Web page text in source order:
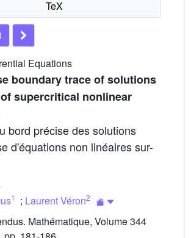
Equations
boundary trace of solutions
supercritical nonlinear
bord précise des solutions
d'équations non linéaires sur-
1 ; Laurent Véron2
Mathématique, Volume 344